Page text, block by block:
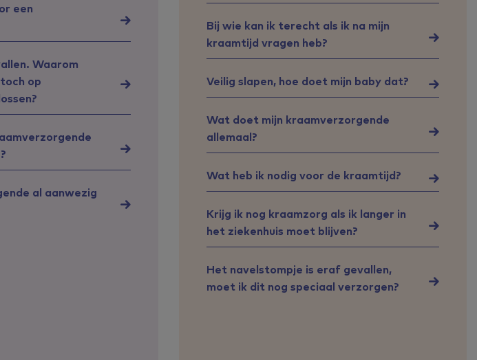
een
Waarom
op
al aanwezig
Bij wie kan ik terecht als ik na mijn
kraamtijd vragen heb?
Veilig slapen, hoe doet mijn baby dat?
Wat doet mijn kraamverzorgende
allemaal?
Wat heb ik nodig voor de kraamtijd?
Krijg ik nog kraamzorg als ik langer in
het ziekenhuis moet blijven?
Het navelstompje is eraf gevallen,
moet ik dit nog speciaal verzorgen?